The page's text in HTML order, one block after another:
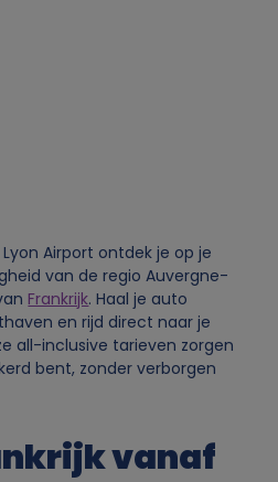
Airport ontdek je op je
van de regio Auvergne-
Frankrijk. Haal je auto
en rijd direct naar je
all-inclusive tarieven zorgen
bent, zonder verborgen
vanaf